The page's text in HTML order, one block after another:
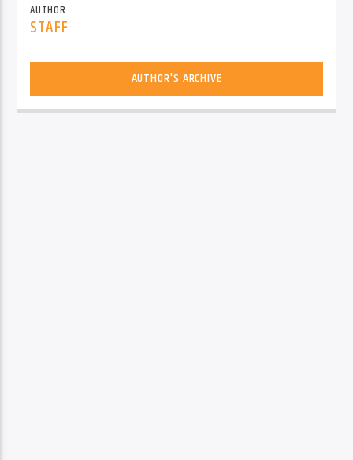
AUTHOR
STAFF
AUTHOR'S ARCHIVE